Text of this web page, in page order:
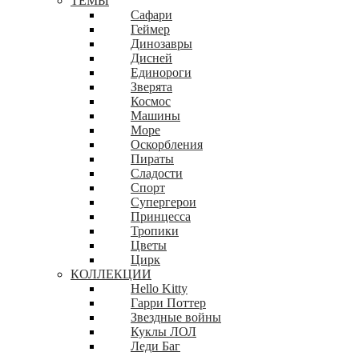
Сафари
Геймер
Динозавры
Дисней
Единороги
Зверята
Космос
Машины
Море
Оскорбления
Пираты
Сладости
Спорт
Супергерои
Принцесса
Тропики
Цветы
Цирк
КОЛЛЕКЦИИ
Hello Kitty
Гарри Поттер
Звездные войны
Куклы ЛОЛ
Леди Баг